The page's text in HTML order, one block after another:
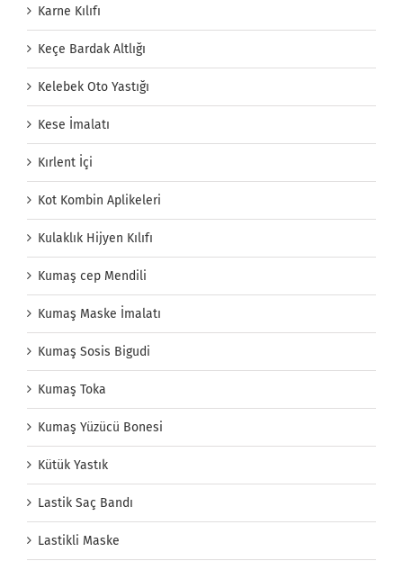
Karne Kılıfı
Keçe Bardak Altlığı
Kelebek Oto Yastığı
Kese İmalatı
Kırlent İçi
Kot Kombin Aplikeleri
Kulaklık Hijyen Kılıfı
Kumaş cep Mendili
Kumaş Maske İmalatı
Kumaş Sosis Bigudi
Kumaş Toka
Kumaş Yüzücü Bonesi
Kütük Yastık
Lastik Saç Bandı
Lastikli Maske